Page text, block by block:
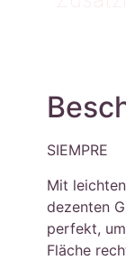
SIEMPRE
Mit
dezenten
perfekt,
Fläche